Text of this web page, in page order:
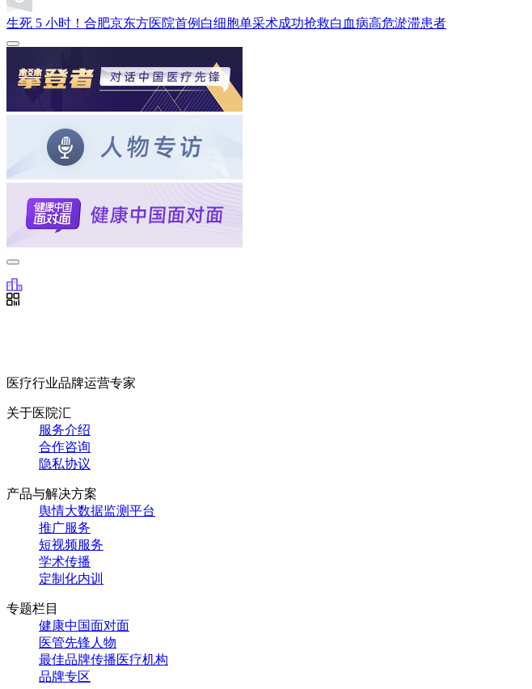
生死 5 小时！合肥京东方医院首例白细胞单采术成功抢救白血病高危淤滞患者
医疗行业品牌运营专家
关于医院汇
服务介绍
合作咨询
隐私协议
产品与解决方案
舆情大数据监测平台
推广服务
短视频服务
学术传播
定制化内训
专题栏目
健康中国面对面
医管先锋人物
最佳品牌传播医疗机构
品牌专区